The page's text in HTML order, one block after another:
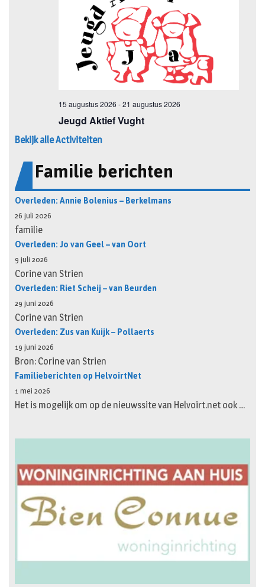
Bekijk alle Activiteiten
Familie berichten
Overleden: Annie Bolenius – Berkelmans
26 juli 2026
familie
Overleden: Jo van Geel – van Oort
9 juli 2026
Corine van Strien
Overleden: Riet Scheij – van Beurden
29 juni 2026
Corine van Strien
Overleden: Zus van Kuijk – Pollaerts
19 juni 2026
Bron: Corine van Strien
Familieberichten op HelvoirtNet
1 mei 2026
Het is mogelijk om op de nieuwssite van Helvoirt.net ook …